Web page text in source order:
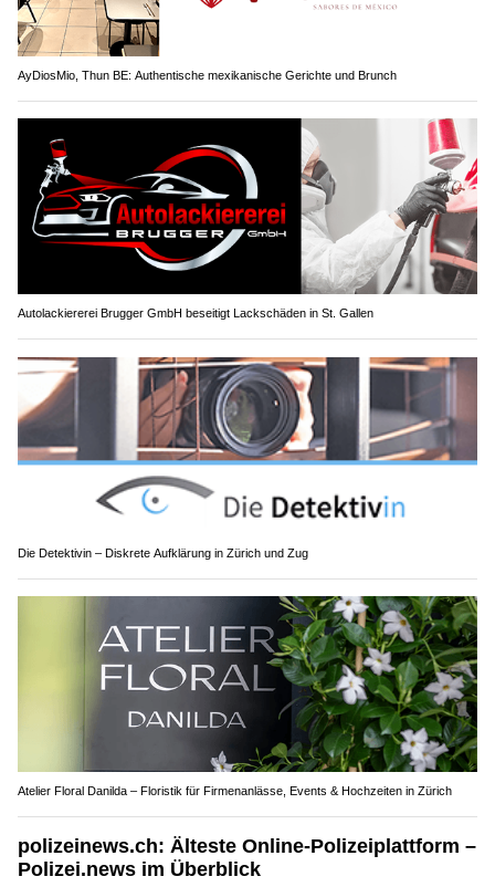
AyDiosMio, Thun BE: Authentische mexikanische Gerichte und Brunch
Autolackiererei Brugger GmbH beseitigt Lackschäden in St. Gallen
Die Detektivin – Diskrete Aufklärung in Zürich und Zug
Atelier Floral Danilda – Floristik für Firmenanlässe, Events & Hochzeiten in Zürich
polizeinews.ch: Älteste Online-Polizeiplattform –
Polizei.news im Überblick